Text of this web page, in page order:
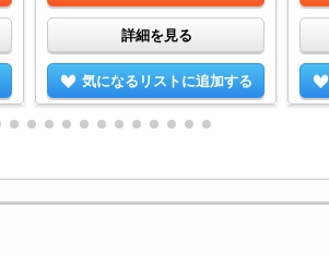
詳細を見る
気になるリストに追加する